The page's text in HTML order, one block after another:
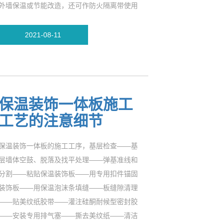
墙保温或节能改造，还可作防火隔离带使用
2021-08-11
温装饰一体板施工
艺的注意细节
温装饰一体板的施工工序，基层检查——基
墙体空鼓、脱落及找平处理——弹基准线和
割——粘贴保温装饰板——用专用扣件锚固
饰板——用保温泡沫条填缝——板缝隙清理
贴美纹纸胶带——灌注硅酮耐候型密封胶
安装专用排气塞——撕去美纹纸——清洁